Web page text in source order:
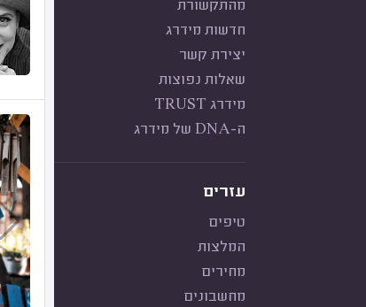
מהתקשורת
חדשות מידרג
יצירת קשר
שאלות נפוצות
מידרג TRUST
ה-DNA של מידרג
עזרים
טיפים
המלצות
מחירים
מחשבונים